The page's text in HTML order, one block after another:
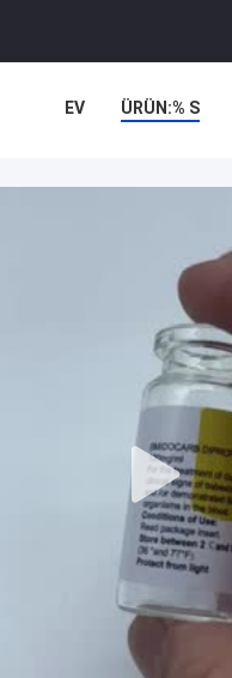
EV ÜRÜN:% S